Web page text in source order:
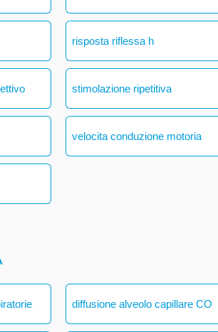
risposta riflessa h
stimolazione ripetitiva
velocita conduzione motoria
diffusione alveolo capillare CO